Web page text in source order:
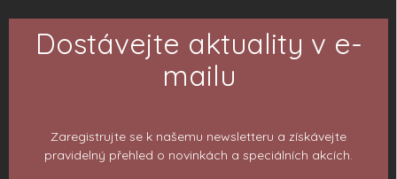
Dostávejte aktuality v e-
mailu
Zaregistrujte se k našemu newsletteru a získávejte
pravidelný přehled o novinkách a speciálních akcích.